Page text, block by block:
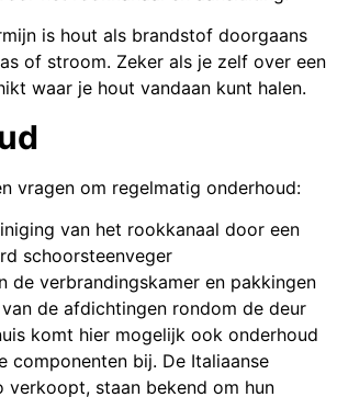
is hout als brandstof doorgaans
of stroom. Zeker als je zelf over een
waar je hout vandaan kunt halen.
vragen om regelmatig onderhoud:
van het rookkanaal door een
schoorsteenveger
de verbrandingskamer en pakkingen
de afdichtingen rondom de deur
komt hier mogelijk ook onderhoud
componenten bij. De Italiaanse
verkoopt, staan bekend om hun